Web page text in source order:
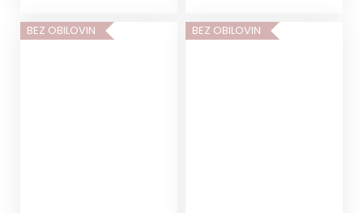
BEZ OBILOVIN BEZ OBILOVIN